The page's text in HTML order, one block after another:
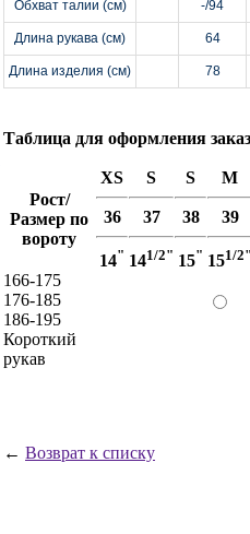
Обхват талии (см) -/94
Длина рукава (см) 64
Длина изделия (см) 78
Таблица для оформления
Рост/
Размер по
вороту
XS
36
14"
S
37
141/2"
S
38
15"
M
39
151/
166-175
176-185
186-195
Короткий
рукав
← Возврат к списку